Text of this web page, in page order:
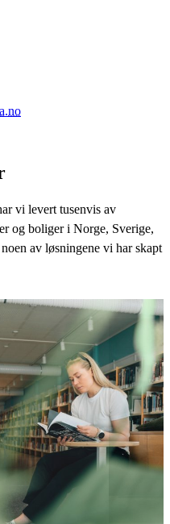
vi levert tusenvis av
og boliger i Norge, Sverige,
av løsningene vi har skapt